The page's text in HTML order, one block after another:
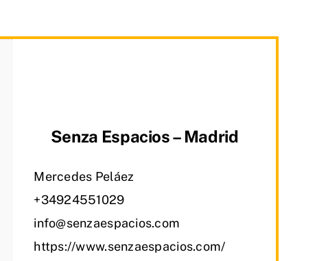
Senza Espacios – Madrid
Mercedes Peláez
+34924551029
info@senzaespacios.com
https://www.senzaespacios.com/